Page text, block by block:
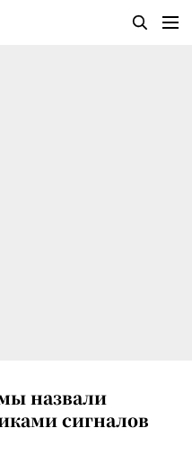
назвали
сигналов